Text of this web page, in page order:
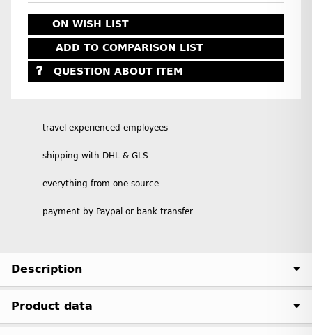
ON WISH LIST
ADD TO COMPARISON LIST
QUESTION ABOUT ITEM
travel-experienced employees
shipping with DHL & GLS
everything from one source
payment by Paypal or bank transfer
Description
Product data